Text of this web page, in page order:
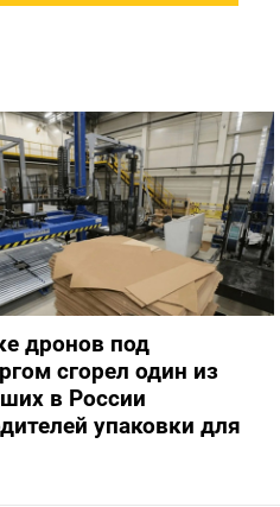
дронов под
сгорел один из
в России
упаковки для